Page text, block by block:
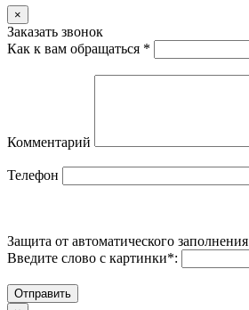
×
Заказать звонок
Как к вам обращаться *
Комментарий
Телефон
Защита от автоматического заполнения
Введите слово с картинки*:
Отправить